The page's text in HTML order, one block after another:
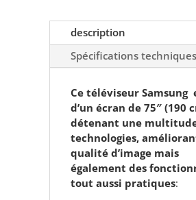
description
Spécifications techniques
Ce téléviseur Samsung
d’un écran de 75″ (190
détenant une
technologies,
qualité d’image mais
également des
tout aussi pratiques: